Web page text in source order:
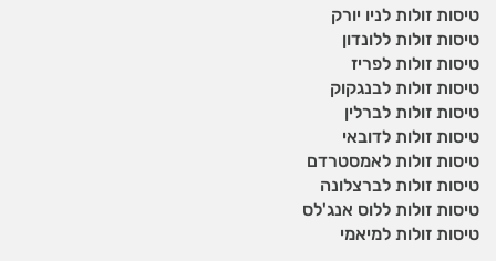
טיסות זולות לניו יורק
טיסות זולות ללונדון
טיסות זולות לפריז
טיסות זולות לבנגקוק
טיסות זולות לברלין
טיסות זולות לדובאי
טיסות זולות לאמסטרדם
טיסות זולות לברצלונה
טיסות זולות ללוס אנג'לס
טיסות זולות למיאמי